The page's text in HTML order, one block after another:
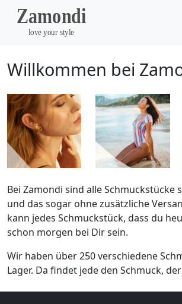
Willkommen bei
Bei Zamondi sind alle
und das sogar ohne zusätzliche
kann jedes Schmuckstück, dass du
schon morgen bei Dir sein.
Wir haben über 250 verschiedene
Lager. Da findet jede den Schmuck,